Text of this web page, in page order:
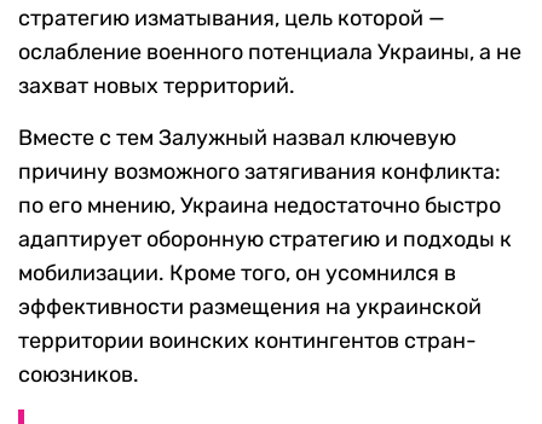
стратегию изматывания, цель которой —
ослабление военного потенциала Украины, а не
захват новых территорий.
Вместе с тем Залужный назвал ключевую
причину возможного затягивания конфликта:
по его мнению, Украина недостаточно быстро
адаптирует оборонную стратегию и подходы к
мобилизации. Кроме того, он усомнился в
эффективности размещения на украинской
территории воинских контингентов стран-
союзников.